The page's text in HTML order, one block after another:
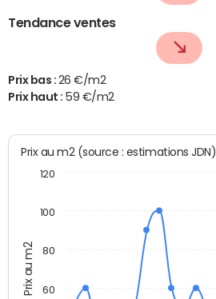
Tendance ventes
Prix bas : 26 €/m2
Prix haut : 59 €/m2
Prix au m2
Prix au m2 (source : estimations JDN)
60
80
100
120